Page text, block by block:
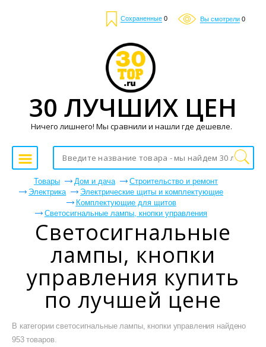
Сохраненные 0 Вы смотрели 0
Товары Дом и дача
Строительство и ремонт
Электрика
Электрические щиты и комплектующие
Комплектующие для щитов
Светосигнальные лампы, кнопки управления
Светосигнальные
лампы, кнопки
управления купить
по лучшей цене
В категории светосигнальные лампы, кнопки управления найдено
953 товаров.
30 ЛУЧШИХ ЦЕН
Ничего лишнего! Мы сравнили и нашли где дешевле.